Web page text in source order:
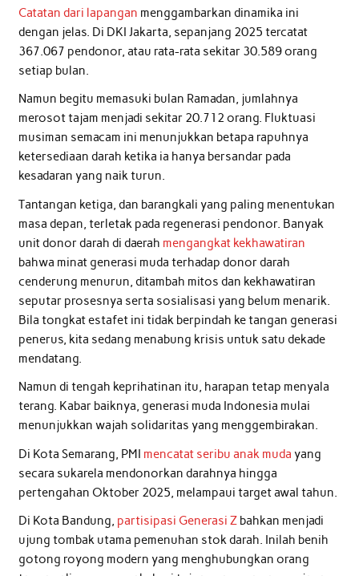
Catatan dari lapangan menggambarkan dinamika ini
dengan jelas. Di DKI Jakarta, sepanjang 2025 tercatat
367.067 pendonor, atau rata-rata sekitar 30.589 orang
setiap bulan.
Namun begitu memasuki bulan Ramadan, jumlahnya
merosot tajam menjadi sekitar 20.712 orang. Fluktuasi
musiman semacam ini menunjukkan betapa rapuhnya
ketersediaan darah ketika ia hanya bersandar pada
kesadaran yang naik turun.
Tantangan ketiga, dan barangkali yang paling menentukan
masa depan, terletak pada regenerasi pendonor. Banyak
unit donor darah di daerah mengangkat kekhawatiran
bahwa minat generasi muda terhadap donor darah
cenderung menurun, ditambah mitos dan kekhawatiran
seputar prosesnya serta sosialisasi yang belum menarik.
Bila tongkat estafet ini tidak berpindah ke tangan generasi
penerus, kita sedang menabung krisis untuk satu dekade
mendatang.
Namun di tengah keprihatinan itu, harapan tetap menyala
terang. Kabar baiknya, generasi muda Indonesia mulai
menunjukkan wajah solidaritas yang menggembirakan.
Di Kota Semarang, PMI mencatat seribu anak muda yang
secara sukarela mendonorkan darahnya hingga
pertengahan Oktober 2025, melampaui target awal tahun.
Di Kota Bandung, partisipasi Generasi Zbahkan menjadi
ujung tombak utama pemenuhan stok darah. Inilah benih
gotong royong modern yang menghubungkan orang